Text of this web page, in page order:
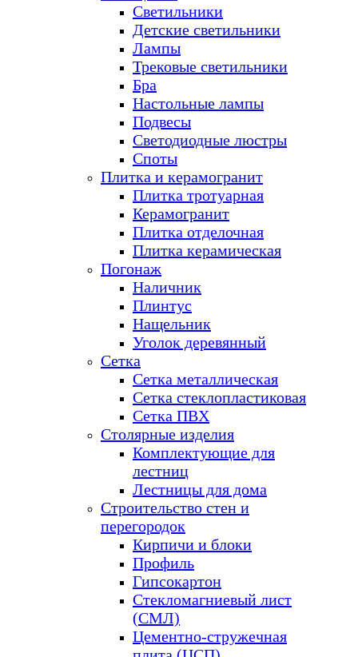
Светильники
Детские светильники
Лампы
Трековые светильники
Бра
Настольные лампы
Подвесы
Светодиодные люстры
Споты
Плитка и керамогранит
Плитка тротуарная
Керамогранит
Плитка отделочная
Плитка керамическая
Погонаж
Наличник
Плинтус
Нащельник
Уголок деревянный
Сетка
Сетка металлическая
Сетка стеклопластиковая
Сетка ПВХ
Столярные изделия
Комплектующие для
лестниц
Лестницы для дома
Строительство стен и
перегородок
Кирпичи и блоки
Профиль
Гипсокартон
Стекломагниевый лист
(СМЛ)
Цементно-стружечная